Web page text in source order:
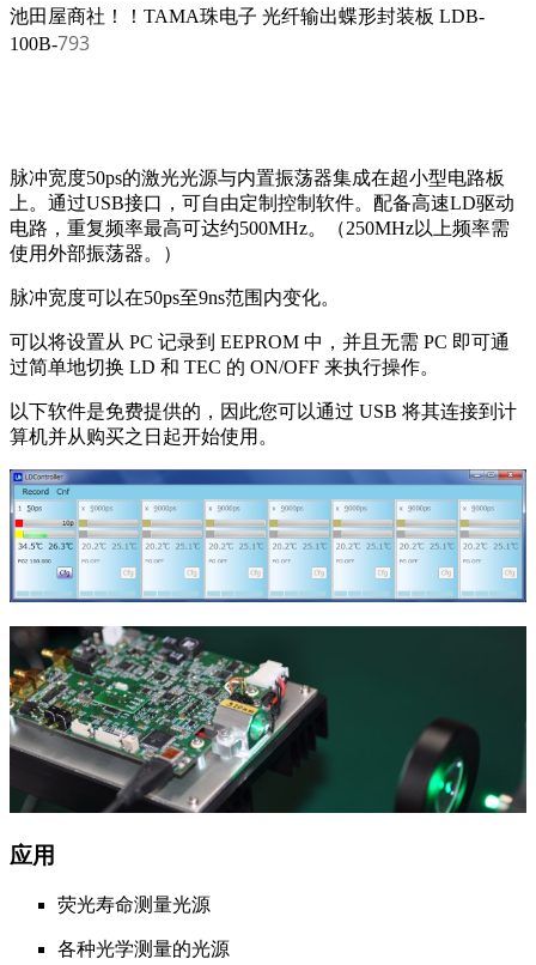
池田屋商社！！TAMA珠电子 光纤输出蝶形封装板 LDB-
100B-793
脉冲宽度50ps的激光光源与内置振荡器集成在超小型电路板
上。通过USB接口，可自由定制控制软件。配备高速LD驱动
电路，重复频率最高可达约500MHz。（250MHz以上频率需
使用外部振荡器。）
脉冲宽度可以在50ps至9ns范围内变化。
可以将设置从 PC 记录到 EEPROM 中，并且无需 PC 即可通
过简单地切换 LD 和 TEC 的 ON/OFF 来执行操作。
以下软件是免费提供的，因此您可以通过 USB 将其连接到计
算机并从购买之日起开始使用。
应用
荧光寿命测量光源
各种光学测量的光源